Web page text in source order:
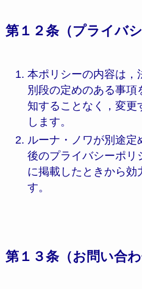
第１２条（プライバ
本ポリシーの内容は，
別段の定めのある事項
知することなく，変更
します。
ルーナ・ノワが別途定
後のプライバシーポリ
に掲載したときから効
す。
第１３条（お問い合わ